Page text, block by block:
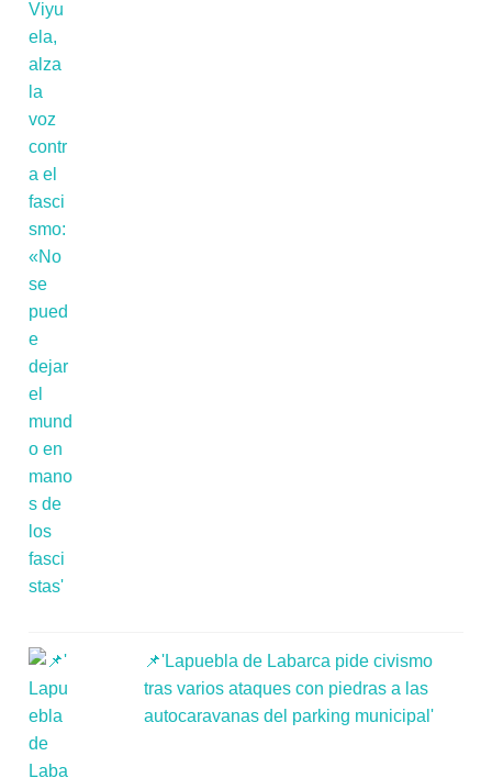
📌'Lapuebla de Labarca pide civismo
tras varios ataques con piedras a las
autocaravanas del parking municipal'